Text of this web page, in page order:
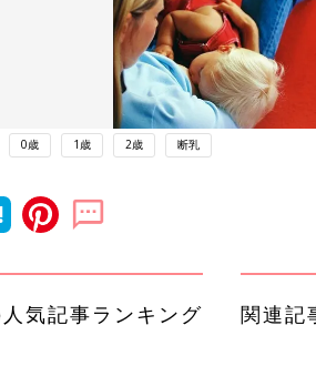
0歳 1歳 2歳 断乳
気記事ランキング 関連記